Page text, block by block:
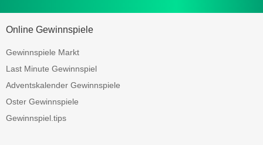
Online Gewinnspiele
Gewinnspiele Markt
Last Minute Gewinnspiel
Adventskalender Gewinnspiele
Oster Gewinnspiele
Gewinnspiel.tips